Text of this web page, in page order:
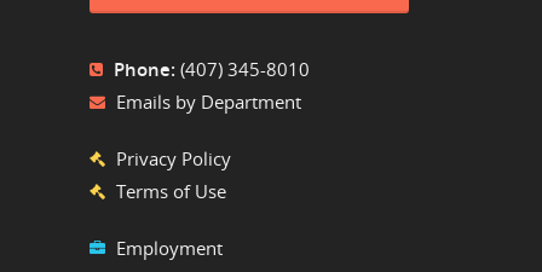
Phone: (407) 345-8010
Emails by Department
Privacy Policy
Terms of Use
Employment